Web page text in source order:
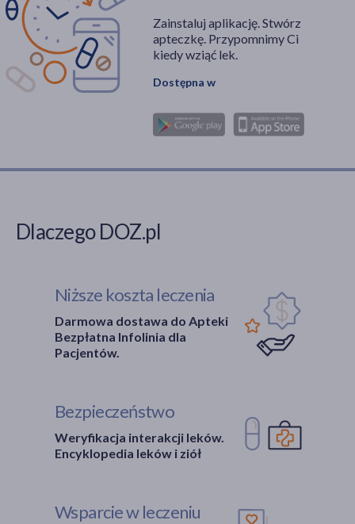
Zainstaluj aplikację. Stwórz
apteczkę. Przypomnimy Ci
kiedy wziąć lek.
Dostępna w
Dlaczego DOZ.pl
Niższe koszta leczenia
Darmowa dostawa do Apteki
Bezpłatna Infolinia dla
Pacjentów.
Bezpieczeństwo
Weryfikacja interakcji leków.
Encyklopedia leków i ziół
Wsparcie w leczeniu